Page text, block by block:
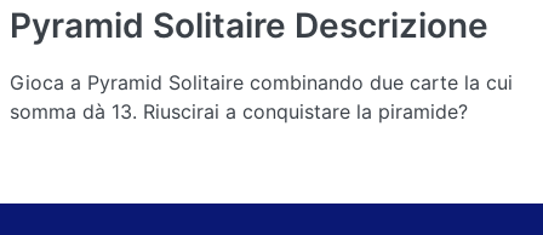
Pyramid Solitaire Descrizione
Gioca a Pyramid Solitaire combinando due carte la cui
somma dà 13. Riuscirai a conquistare la piramide?